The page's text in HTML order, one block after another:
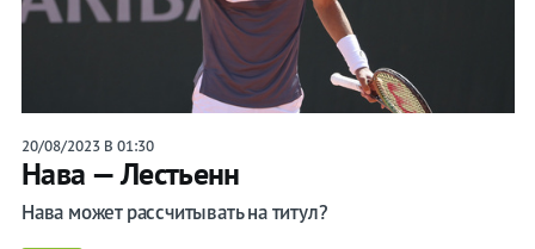
20/08/2023 В 01:30
Нава — Лестьенн
Нава может рассчитывать на титул?
Лента